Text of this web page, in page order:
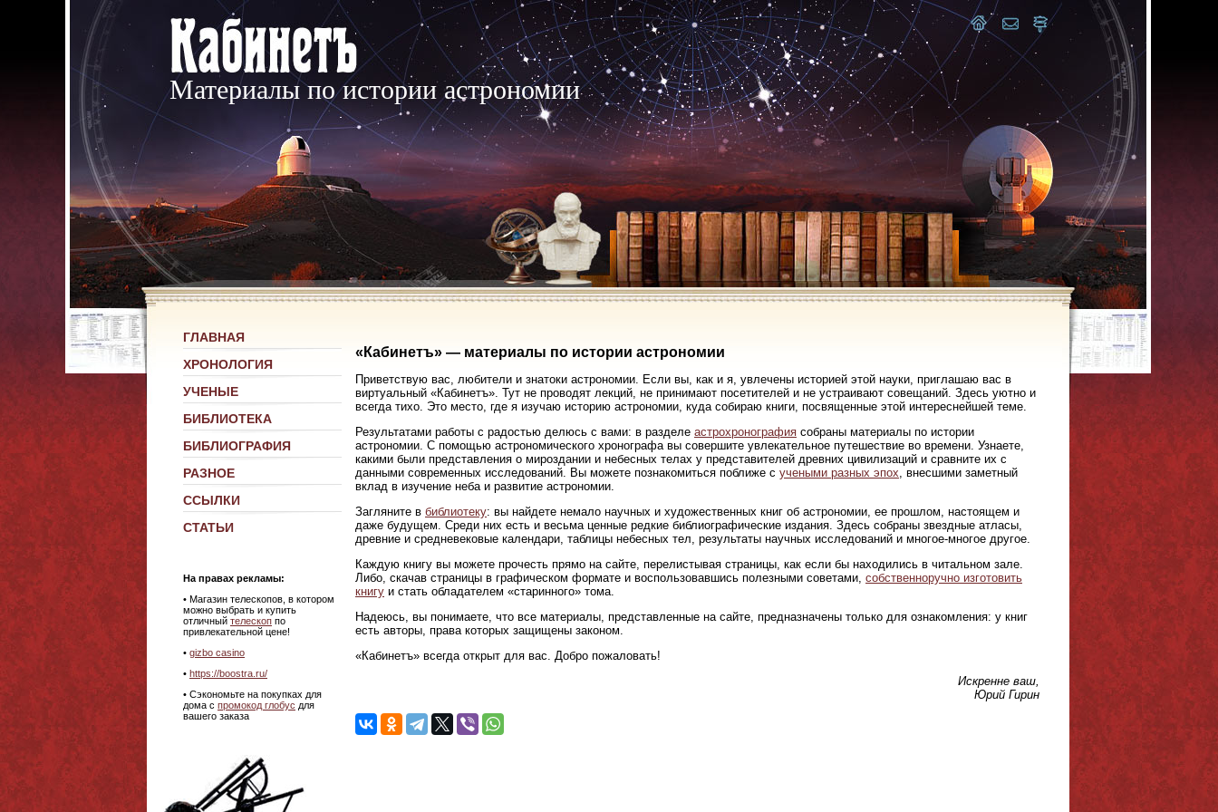
Материалы по истории астрономии
ГЛАВНАЯ
ХРОНОЛОГИЯ
УЧЕНЫЕ
БИБЛИОТЕКА
БИБЛИОГРАФИЯ
РАЗНОЕ
ССЫЛКИ
СТАТЬИ
На правах рекламы:
• Магазин телескопов, в котором
можно выбрать и купить
отличный телескоп по
привлекательной цене!
• gizbo casino
• https://boostra.ru/
• Сэкономьте на покупках для
дома с промокод глобус для
вашего заказа
«Кабинетъ» — материалы по истории астрономии
Приветствую вас, любители и знатоки астрономии. Если вы, как и я, увлечены историей этой науки, приглашаю вас в
виртуальный «Кабинетъ». Тут не проводят лекций, не принимают посетителей и не устраивают совещаний. Здесь уютно и
всегда тихо. Это место, где я изучаю историю астрономии, куда собираю книги, посвященные этой интереснейшей теме.
Результатами работы с радостью делюсь с вами: в разделе астрохронография собраны материалы по истории
астрономии. С помощью астрономического хронографа вы совершите увлекательное путешествие во времени. Узнаете,
какими были представления о мироздании и небесных телах у представителей древних цивилизаций и сравните их с
данными современных исследований. Вы можете познакомиться поближе с учеными разных эпох , внесшими заметный
вклад в изучение неба и развитие астрономии.
Загляните в библиотеку: вы найдете немало научных и художественных книг об астрономии, ее прошлом, настоящем и
даже будущем. Среди них есть и весьма ценные редкие библиографические издания. Здесь собраны звездные атласы,
древние и средневековые календари, таблицы небесных тел, результаты научных исследований и многое-многое другое.
Каждую книгу вы можете прочесть прямо на сайте, перелистывая страницы, как если бы находились в читальном зале.
Либо, скачав страницы в графическом формате и воспользовавшись полезными советами, собственноручно изготовить
книгу и стать обладателем «старинного» тома.
Надеюсь, вы понимаете, что все материалы, представленные на сайте, предназначены только для ознакомления: у книг
есть авторы, права которых защищены законом.
«Кабинетъ» всегда открыт для вас. Добро пожаловать!
Искренне ваш,
Юрий Гирин